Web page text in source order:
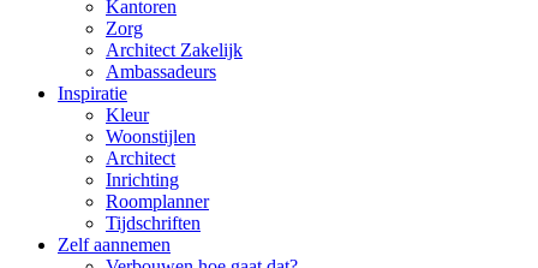
Kantoren
Zorg
Architect Zakelijk
Ambassadeurs
Inspiratie
Kleur
Woonstijlen
Architect
Inrichting
Roomplanner
Tijdschriften
Zelf aannemen